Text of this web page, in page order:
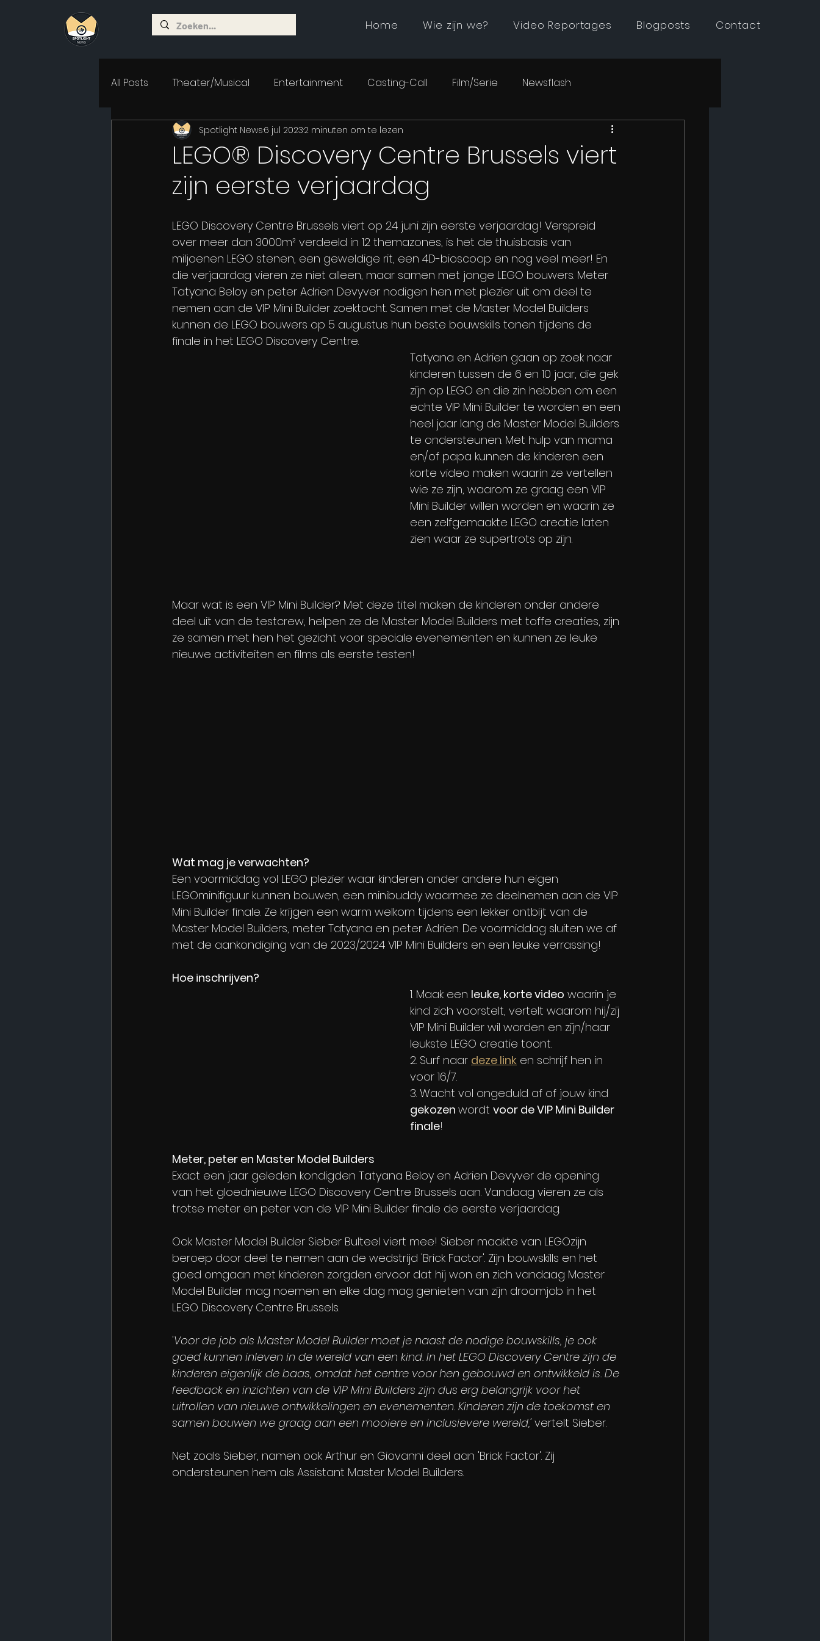
Home Wie zijn we? Video Reportages Blogposts Contact
All Posts Theater/Musical Entertainment Casting-Call Film/Serie Newsflash
LEGO® Discovery Centre Brussels viert
zijn eerste verjaardag
Spotlight News6 jul 20232 minuten om te lezen
LEGO Discovery Centre Brussels viert op 24 juni zijn eerste verjaardag! Verspreid
over meer dan 3000m² verdeeld in 12 themazones, is het de thuisbasis van
miljoenen LEGO stenen, een geweldige rit, een 4D-bioscoop en nog veel meer! En
die verjaardag vieren ze niet alleen, maar samen met jonge LEGO bouwers. Meter
Tatyana Beloy en peter Adrien Devyver nodigen hen met plezier uit om deel te
nemen aan de VIP Mini Builder zoektocht. Samen met de Master Model Builders
kunnen de LEGO bouwers op 5 augustus hun beste bouwskills tonen tijdens de
finale in het LEGO Discovery Centre.
Tatyana en Adrien gaan op zoek naar
kinderen tussen de 6 en 10 jaar, die gek
zijn op LEGO en die zin hebben om een
echte VIP Mini Builder te worden en een
heel jaar lang de Master Model Builders
te ondersteunen. Met hulp van mama
en/of papa kunnen de kinderen een
korte video maken waarin ze vertellen
wie ze zijn, waarom ze graag een VIP
Mini Builder willen worden en waarin ze
een zelfgemaakte LEGO creatie laten
zien waar ze supertrots op zijn.
Maar wat is een VIP Mini Builder? Met deze titel maken de kinderen onder andere
deel uit van de testcrew, helpen ze de Master Model Builders met toffe creaties, zijn
ze samen met hen het gezicht voor speciale evenementen en kunnen ze leuke
nieuwe activiteiten en films als eerste testen!
Wat mag je verwachten?
Een voormiddag vol LEGO plezier waar kinderen onder andere hun eigen
LEGOminifiguur kunnen bouwen, een minibuddy waarmee ze deelnemen aan de VIP
Mini Builder finale. Ze krijgen een warm welkom tijdens een lekker ontbijt van de
Master Model Builders, meter Tatyana en peter Adrien. De voormiddag sluiten we af
met de aankondiging van de 2023/2024 VIP Mini Builders en een leuke verrassing!
Hoe inschrijven?
1. Maak een leuke, korte video waarin je
kind zich voorstelt, vertelt waarom hij/zij
VIP Mini Builder wil worden en zijn/haar
leukste LEGO creatie toont.
2. Surf naar deze link en schrijf hen in
voor 16/7.
3. Wacht vol ongeduld af of jouw kind
gekozen wordt voor de VIP Mini Builder
finale!
Meter, peter en Master Model Builders
Exact een jaar geleden kondigden Tatyana Beloy en Adrien Devyver de opening
van het gloednieuwe LEGO Discovery Centre Brussels aan. Vandaag vieren ze als
trotse meter en peter van de VIP Mini Builder finale de eerste verjaardag.
Ook Master Model Builder Sieber Bulteel viert mee! Sieber maakte van LEGOzijn
beroep door deel te nemen aan de wedstrijd 'Brick Factor'. Zijn bouwskills en het
goed omgaan met kinderen zorgden ervoor dat hij won en zich vandaag Master
Model Builder mag noemen en elke dag mag genieten van zijn droomjob in het
LEGO Discovery Centre Brussels.
'Voor de job als Master Model Builder moet je naast de nodige bouwskills, je ook
goed kunnen inleven in de wereld van een kind. In het LEGO Discovery Centre zijn de
kinderen eigenlijk de baas, omdat het centre voor hen gebouwd en ontwikkeld is. De
feedback en inzichten van de VIP Mini Builders zijn dus erg belangrijk voor het
uitrollen van nieuwe ontwikkelingen en evenementen. Kinderen zijn de toekomst en
samen bouwen we graag aan een mooiere en inclusievere wereld,' vertelt Sieber.
Net zoals Sieber, namen ook Arthur en Giovanni deel aan 'Brick Factor'. Zij
ondersteunen hem als Assistant Master Model Builders.